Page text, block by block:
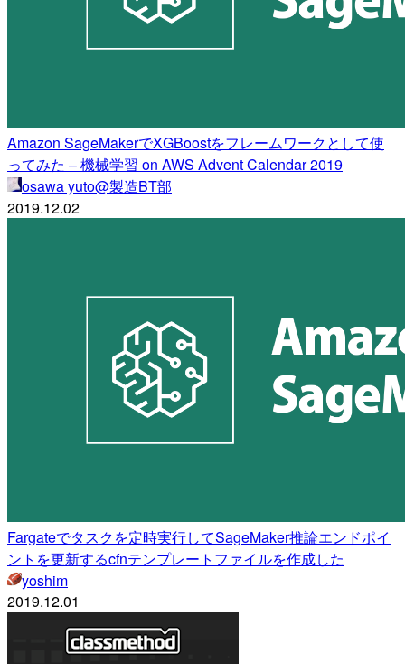
Amazon SageMakerでXGBoostをフレームワークとして使
ってみた – 機械学習 on AWS Advent Calendar 2019
osawa yuto@製造BT部
2019.12.02
Fargateでタスクを定時実行してSageMaker推論エンドポイ
ントを更新するcfnテンプレートファイルを作成した
yoshim
2019.12.01